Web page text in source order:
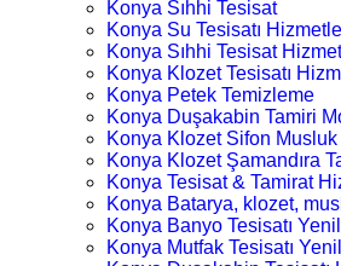
Konya Sıhhi Tesisat
Konya Su Tesisatı
Konya Sıhhi Tesisat
Konya Klozet Tesisatı
Konya Petek Temizleme
Konya Duşakabin Tamiri
Konya Klozet Sifon Musluk
Konya Klozet Şamandıra
Konya Tesisat & Tamirat
Konya Batarya, klozet,
Konya Banyo Tesisatı
Konya Mutfak Tesisatı